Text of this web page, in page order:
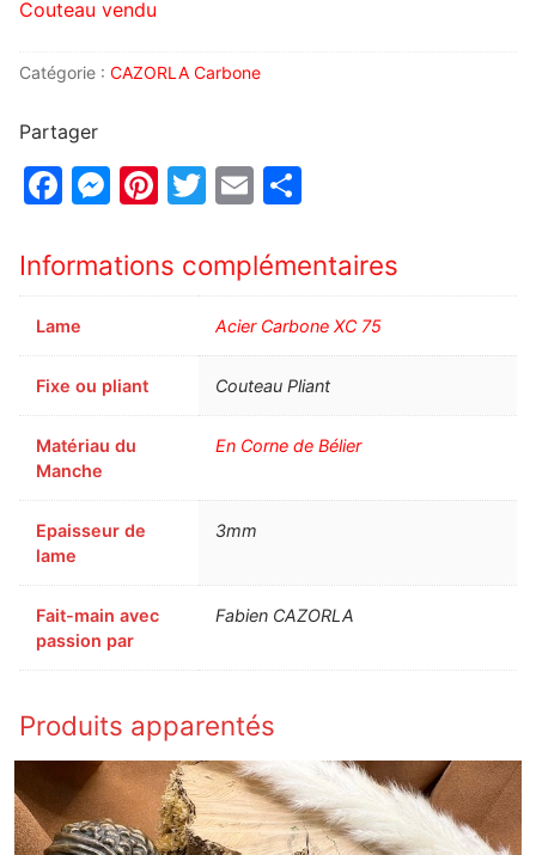
Couteau vendu
Catégorie : CAZORLA Carbone
Partager
Facebook
Messenger
Pinterest
Twitter
Email
Informations complémentaires
Lame Acier Carbone XC 75
Fixe ou pliant Couteau Pliant
Matériau du
Manche
En Corne de Bélier
Epaisseur de
lame
3mm
Fait-main avec
passion par
Fabien CAZORLA
Produits apparentés